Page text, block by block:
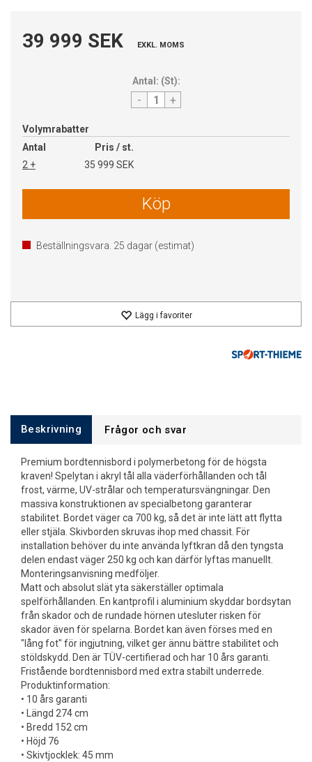
39 999 SEK EXKL. MOMS
Antal: (St):
- +
Volymrabatter
Antal
Pris / st.
2 +
35 999 SEK
Köp
Beställningsvara. 25 dagar (estimat)
Lägg i favoriter
Beskrivning Frågor och svar
Premium bordtennisbord i polymerbetong för de högsta
kraven! Spelytan i akryl tål alla väderförhållanden och tål
frost, värme, UV-strålar och temperatursvängningar. Den
massiva konstruktionen av specialbetong garanterar
stabilitet. Bordet väger ca 700 kg, så det är inte lätt att flytta
eller stjäla. Skivborden skruvas ihop med chassit. För
installation behöver du inte använda lyftkran då den tyngsta
delen endast väger 250 kg och kan därför lyftas manuellt.
Monteringsanvisning medföljer.
Matt och absolut slät yta säkerställer optimala
spelförhållanden. En kantprofil i aluminium skyddar bordsytan
från skador och de rundade hörnen utesluter risken för
skador även för spelarna. Bordet kan även förses med en
"lång fot" för ingjutning, vilket ger ännu bättre stabilitet och
stöldskydd. Den är TÜV-certifierad och har 10 års garanti.
Fristående bordtennisbord med extra stabilt underrede.
Produktinformation:
• 10 års garanti
• Längd 274 cm
• Bredd 152 cm
• Höjd 76
• Skivtjocklek: 45 mm